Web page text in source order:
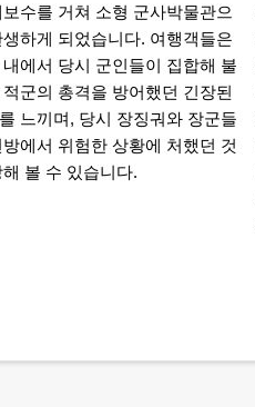
수를 거쳐 소형 군사박물관으
생하게 되었습니다. 여행객들은
내에서 당시 군인들이 집합해 불
군의 총격을 방어했던 긴장된
느끼며, 당시 장징궈와 장군들
에서 위험한 상황에 처했던 것
볼 수 있습니다.